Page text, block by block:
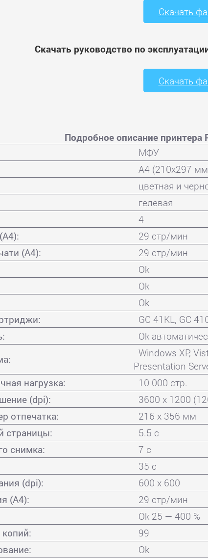
Скачать
Скачать руководство по
Скачать
Подробное описание принтера
МФУ
A4 (210x297
цветная и
гелевая
4
29 стр/мин
(А4):
29 стр/мин
Ok
Ok
Ok
GC 41KL, GC
Ok
Windows XP,
Presentation
нагрузка:
10 000 стр.
(dpi):
3600 x 1200
отпечатка:
216 x 356 мм
страницы:
5.5 с
снимка:
7 с
35 с
(dpi):
600 x 600
(A4):
29 стр/мин
Ok 25 — 400 %
99
Ok